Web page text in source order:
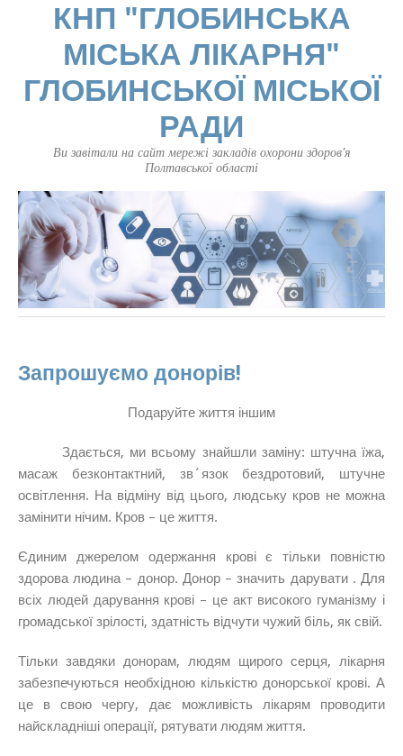
КНП "ГЛОБИНСЬКА
МІСЬКА ЛІКАРНЯ"
ГЛОБИНСЬКОЇ МІСЬКОЇ
РАДИ
Ви завітали на сайт мережі закладів охорони здоров'я
Полтавської області
Запрошуємо донорів!
Подаруйте життя іншим
Здається, ми всьому знайшли заміну: штучна їжа,
масаж безконтактний, зв´язок бездротовий, штучне
освітлення. На відміну від цього, людську кров не можна
замінити нічим. Кров – це життя.
Єдиним джерелом одержання крові є тільки повністю
здорова людина – донор. Донор – значить дарувати . Для
всіх людей дарування крові – це акт високого гуманізму і
громадської зрілості, здатність відчути чужий біль, як свій.
Тільки завдяки донорам, людям щирого серця, лікарня
забезпечуються необхідною кількістю донорської крові. А
це в свою чергу, дає можливість лікарям проводити
найскладніші операції, рятувати людям життя.